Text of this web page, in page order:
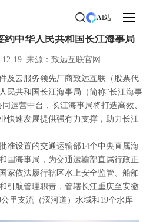
AI站
约中华人民共和国长江海事局
12-19 来源：致远互联官网
及云服务领先厂商致远互联（股票代
民共和国长江海事局（简称“长江海事
运营中台，长江海事局将打造高效、
快速发展提供强有力支撑，助力长江
准设置的交通运输部14个中央直属海
国海事局，为交通运输部直属行政正
家依法履行辖区水上安全监管、船舶
引航管理职责，管辖长江重庆至安徽
里支流（汊河道）水域和19个水库